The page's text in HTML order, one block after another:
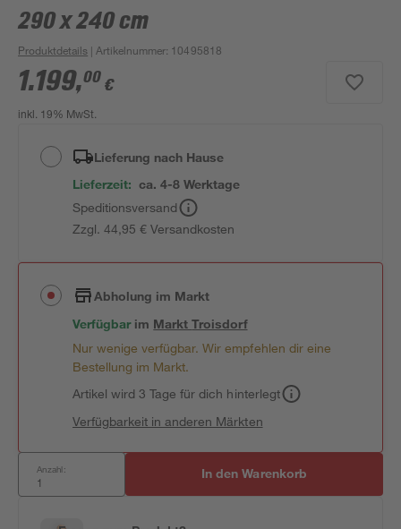
290 x 240 cm
Produktdetails | Artikelnummer: 10495818
1.199,00 €
inkl. 19% MwSt.
Lieferung nach Hause
Lieferzeit: ca. 4-8 Werktage
Speditionsversand
Zzgl. 44,95 € Versandkosten
Abholung im Markt
Verfügbar im MarktTroisdorf
Nur wenige verfügbar. Wir empfehlen dir eine
Bestellung im Markt.
Artikel wird 3 Tage für dich hinterlegt
Verfügbarkeit in anderen Märkten
Anzahl: In den Warenkorb